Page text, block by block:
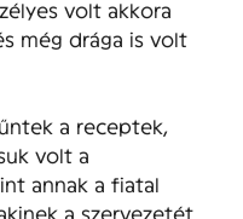
volt akkora
még drága is volt
a receptek,
volt a
annak a fiatal
a szervezetét